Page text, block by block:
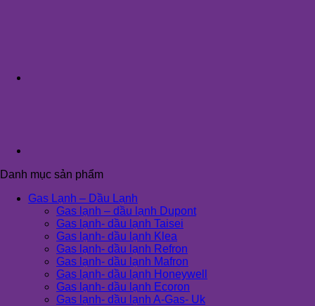
Danh mục sản phẩm
Gas Lạnh – Dầu Lạnh
Gas lạnh – dầu lạnh Dupont
Gas lạnh- dầu lạnh Taisei
Gas lạnh- dầu lạnh Klea
Gas lạnh- dầu lạnh Refron
Gas lạnh- dầu lạnh Mafron
Gas lạnh- dầu lạnh Honeywell
Gas lạnh- dầu lạnh Ecoron
Gas lạnh- dầu lạnh A-Gas- Uk